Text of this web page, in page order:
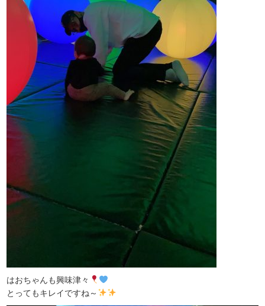
はおちゃんも興味津々
とってもキレイですね～